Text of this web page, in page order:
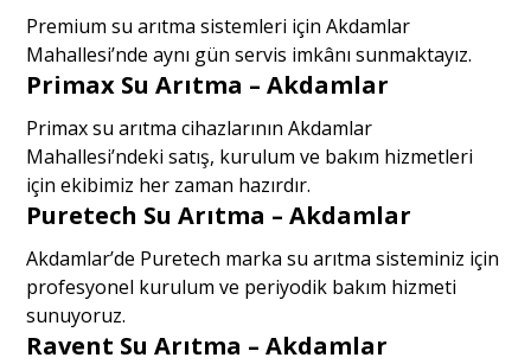
Premium su arıtma sistemleri için Akdamlar
Mahallesi’nde aynı gün servis imkânı sunmaktayız.
Primax Su Arıtma – Akdamlar
Primax su arıtma cihazlarının Akdamlar
Mahallesi’ndeki satış, kurulum ve bakım hizmetleri
için ekibimiz her zaman hazırdır.
Puretech Su Arıtma – Akdamlar
Akdamlar’de Puretech marka su arıtma sisteminiz için
profesyonel kurulum ve periyodik bakım hizmeti
sunuyoruz.
Ravent Su Arıtma – Akdamlar